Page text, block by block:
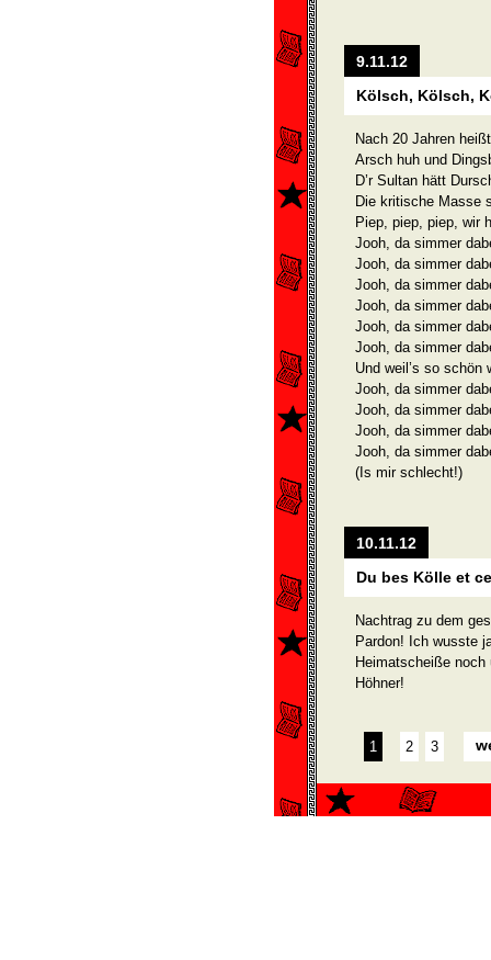
9.11.12
Kölsch, Kölsch,
Nach 20 Jahren
Arsch huh und
D’r Sultan hätt
Die kritische Masse
Piep, piep, piep, wir
Jooh, da simmer
Jooh, da simmer
Jooh, da simmer
Jooh, da simmer
Jooh, da simmer
Jooh, da simmer
Und weil’s so schön
Jooh, da simmer
Jooh, da simmer
Jooh, da simmer
Jooh, da simmer
(Is mir schlecht!)
10.11.12
Du bes Kölle et
Nachtrag zu dem
Pardon! Ich wusste
Heimatscheiße
Höhner!
1 2 3